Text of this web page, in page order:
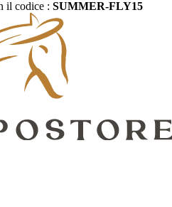
il codice : SUMMER-FLY15